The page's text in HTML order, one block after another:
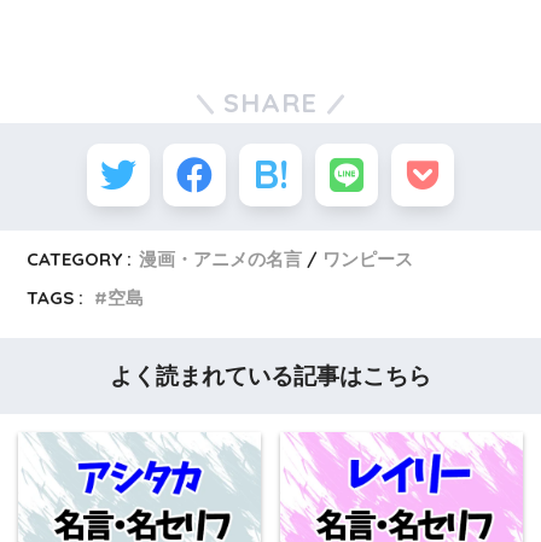
SHARE
CATEGORY : 漫画・アニメの名言
ワンピース
TAGS :
空島
よく読まれている記事はこちら